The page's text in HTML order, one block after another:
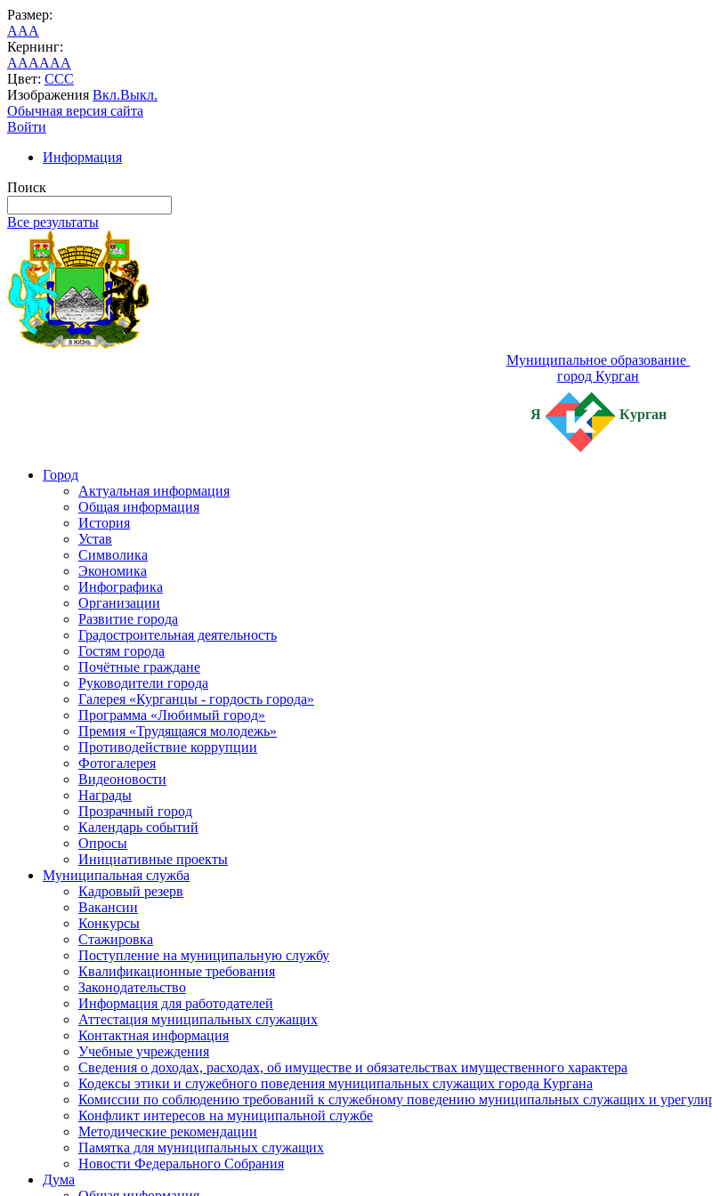
Размер:
AAA
Кернинг:
AAAAAA
Цвет: CCC
Изображения Вкл.Выкл.
Обычная версия сайта
Войти
Информация
Поиск
Все результаты
Муниципальное образование
город Курган
Я Курган
Город
Актуальная информация
Общая информация
История
Устав
Символика
Экономика
Инфографика
Организации
Развитие города
Градостроительная деятельность
Гостям города
Почётные граждане
Руководители города
Галерея «Курганцы - гордость города»
Программа «Любимый город»
Премия «Трудящаяся молодежь»
Противодействие коррупции
Фотогалерея
Видеоновости
Награды
Прозрачный город
Календарь событий
Опросы
Инициативные проекты
Муниципальная служба
Кадровый резерв
Вакансии
Конкурсы
Стажировка
Поступление на муниципальную службу
Квалификационные требования
Законодательство
Информация для работодателей
Аттестация муниципальных служащих
Контактная информация
Учебные учреждения
Сведения о доходах, расходах, об имуществе и обязательствах имущественного характера
Кодексы этики и служебного поведения муниципальных служащих города Кургана
Комиссии по соблюдению требований к служебному поведению муниципальных служащих и
Конфликт интересов на муниципальной службе
Методические рекомендации
Памятка для муниципальных служащих
Новости Федерального Cобрания
Дума